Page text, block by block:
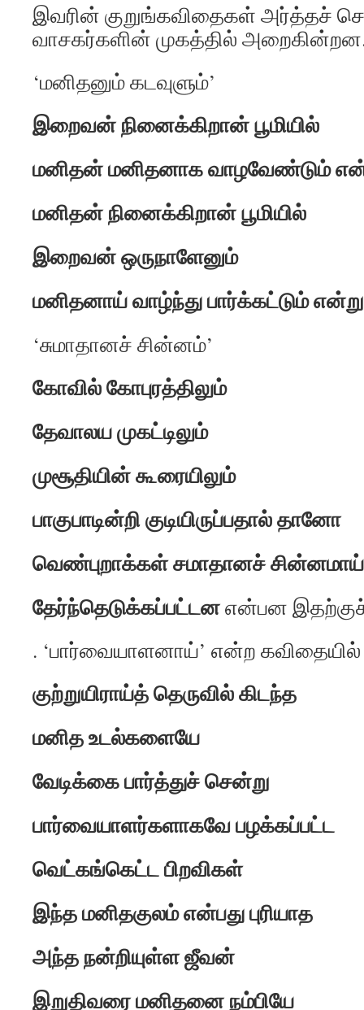
இவரின் குறுங்கவிதைகள் அர்த்தச்
வாசகர்களின் முகத்தில்
‘மனிதனும் கடவுளும்’
இறைவன் நினைக்கிறான் பூமியில்
மனிதன் மனிதனாக வாழவேண்டும்
மனிதன் நினைக்கிறான் பூமியில்
இறைவன் ஒருநாளேனும்
மனிதனாய் வாழ்ந்து பார்க்கட்டும் என்று
‘சுமாதானச் சின்னம்’
கோவில் கோபுரத்திலும்
தேவாலய முகட்டிலும்
முசூதியின் கூரையிலும்
பாகுபாடின்றி குடியிருப்பதால் தானோ
வெண்புறாக்கள் சமாதானச்
தேர்ந்தெடுக்கப்பட்டனஎன்பன
. ‘பார்வையாளனாய்’ என்ற கவிதையில்
குற்றுயிராய்த் தெருவில் கிடந்த
மனித உடல்களையே
வேடிக்கை பார்த்துச் சென்று
பார்வையாளர்களாகவே பழக்கப்பட்ட
வெட்கங்கெட்ட பிறவிகள்
இந்த மனிதகுலம் என்பது புரியாத
அந்த நன்றியுள்ள ஜீவன்
இறுதிவரை மனிதனை நம்பியே